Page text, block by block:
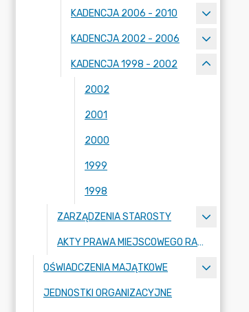
KADENCJA 2006 - 2010
KADENCJA 2002 - 2006
KADENCJA 1998 - 2002
2002
2001
2000
1999
1998
ZARZĄDZENIA STAROSTY
AKTY PRAWA MIEJSCOWEGO RADY POWIATU ZGORZELECKIEGO
OŚWIADCZENIA MAJĄTKOWE
JEDNOSTKI ORGANIZACYJNE